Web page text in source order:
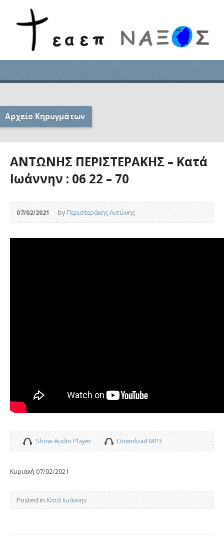
Αρχείο Κηρυγμάτων
ΑΝΤΩΝΗΣ ΠΕΡΙΣΤΕΡΑΚΗΣ – Κατά
Ιωάννην : 06 22 – 70
07/02/2021 byΠεριστεράκης Αντώνης
Show Audio Player Download MP3
Κυριακή 07/02/2021
Posted in Κατά Ιωάννην